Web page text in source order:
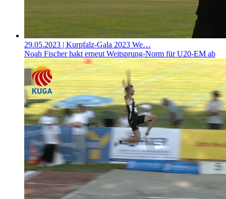
29.05.2023 | Kurpfalz-Gala 2023 We…
Noah Fischer hakt erneut Weitsprung-Norm für U20-EM ab